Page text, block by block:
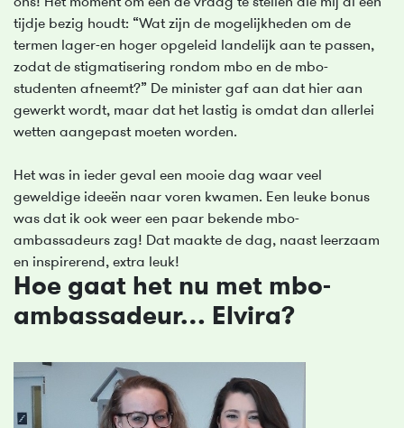
tijdje bezig houdt: “Wat zijn de mogelijkheden om de
termen lager-en hoger opgeleid landelijk aan te passen,
zodat de stigmatisering rondom mbo en de mbo-
studenten afneemt?” De minister gaf aan dat hier aan
gewerkt wordt, maar dat het lastig is omdat dan allerlei
wetten aangepast moeten worden.
Het was in ieder geval een mooie dag waar veel
geweldige ideeën naar voren kwamen. Een leuke bonus
was dat ik ook weer een paar bekende mbo-
ambassadeurs zag! Dat maakte de dag, naast leerzaam
en inspirerend, extra leuk!
Hoe gaat het nu met mbo-
ambassadeur… Elvira?